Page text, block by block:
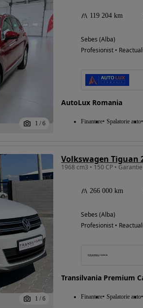
1 / 6
119 204 km
Sebes (Alba)
Profesionist •
AutoLux Romania
Finantare Spalatorie auto
1 / 6
1968 cm3 • 150 CP • Garantie
266 000 km
Sebes (Alba)
Profesionist •
Transilvania Premium
Finantare Spalatorie auto